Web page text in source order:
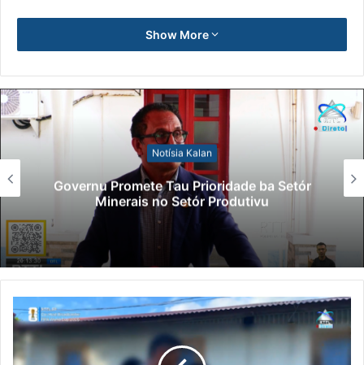
Show More
Notísia Kalan
Governu Promete Tau Prioridade ba Setór
Minerais no Setór Produtivu